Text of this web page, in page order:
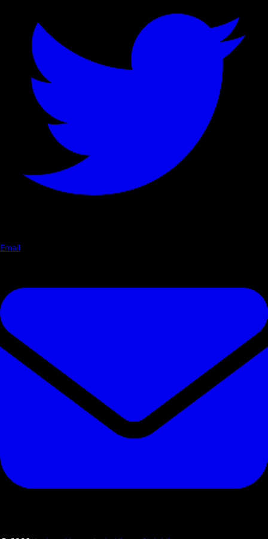
Email